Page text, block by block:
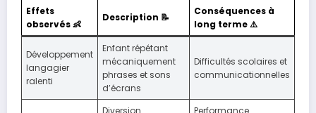
Effets
observés 👶
Description 📝
Conséquences à
long terme ⚠️
Développement
langagier
ralenti
Enfant répétant
mécaniquement
phrases et sons
d’écrans
Difficultés scolaires et
communicationnelles